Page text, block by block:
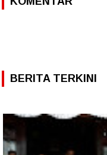
BERITA TERKINI